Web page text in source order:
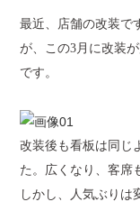
最近、店舗の改装で
が、この3月に改装
です。
改装後も看板は同じ
た。広くなり、客席
しかし、人気ぶりは